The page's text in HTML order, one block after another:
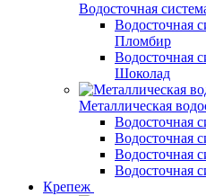
Водосточная
Водосточная
Пломбир
Водосточная
Шоколад
Металлическая
Водосточная
Водосточная
Водосточная
Водосточная
Крепеж